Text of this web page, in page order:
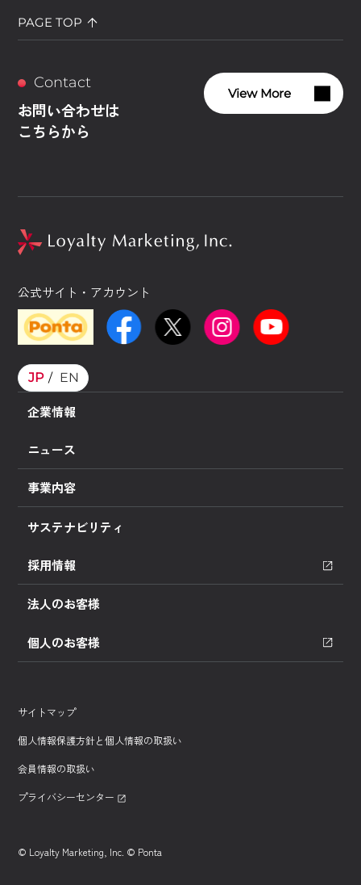
PAGE TOP
Contact
お問い合わせは
こちらから
View More
公式サイト・アカウント
JP EN
企業情報
ニュース
事業内容
サステナビリティ
採用情報
法人のお客様
個人のお客様
サイトマップ
個人情報保護方針と個人情報の取扱い
会員情報の取扱い
プライバシーセンター
© Loyalty Marketing, Inc. © Ponta